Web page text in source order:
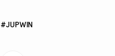
#JUPWIN